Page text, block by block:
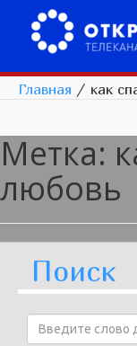
Главная / как
Метка:
любовь
Поиск